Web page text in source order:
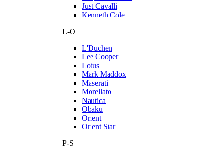
Just Cavalli
Kenneth Cole
L-O
L'Duchen
Lee Cooper
Lotus
Mark Maddox
Maserati
Morellato
Nautica
Obaku
Orient
Orient Star
P-S